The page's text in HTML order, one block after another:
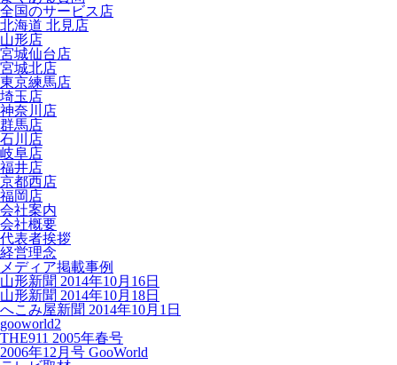
全国のサービス店
北海道 北見店
山形店
宮城仙台店
宮城北店
東京練馬店
埼玉店
神奈川店
群馬店
石川店
岐阜店
福井店
京都西店
福岡店
会社案内
会社概要
代表者挨拶
経営理念
メディア掲載事例
山形新聞 2014年10月16日
山形新聞 2014年10月18日
へこみ屋新聞 2014年10月1日
gooworld2
THE911 2005年春号
2006年12月号 GooWorld